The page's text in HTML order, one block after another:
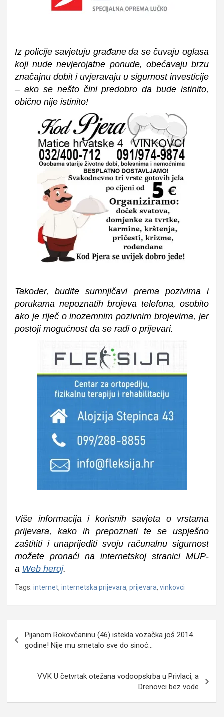
Iz policije savjetuju građane da se čuvaju oglasa
koji nude nevjerojatne ponude, obećavaju brzu
značajnu dobit i uvjeravaju u sigurnost investicije
– ako se nešto čini predobro da bude istinito,
obično nije istinito!
Također, budite sumnjičavi prema pozivima i
porukama nepoznatih brojeva telefona, osobito
ako je riječ o inozemnim pozivnim brojevima, jer
postoji mogućnost da se radi o prijevari.
Više informacija i korisnih savjeta o vrstama
prijevara, kako ih prepoznati te se uspješno
zaštititi i unaprijediti svoju računalnu sigurnost
možete pronaći na internetskoj stranici MUP-
a Web heroj.
Tags: internet, internetska prijevara, prijevara, vinkovci
objava
Pijanom Rokovčaninu (46) istekla vozačka još 2014.
godine! Nije mu smetalo sve do sinoć…
VVK U četvrtak otežana vodoopskrba u Privlaci, a
Drenovci bez vode